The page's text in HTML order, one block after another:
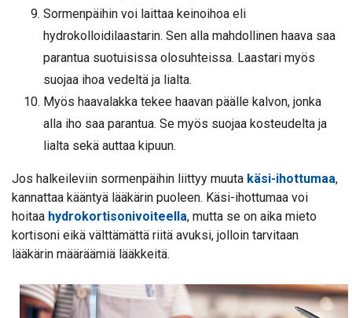
Sormenpäihin voi laittaa keinoihoa eli
hydrokolloidilaastarin. Sen alla mahdollinen haava saa
parantua suotuisissa olosuhteissa. Laastari myös
suojaa ihoa vedeltä ja lialta.
Myös haavalakka tekee haavan päälle kalvon, jonka
alla iho saa parantua. Se myös suojaa kosteudelta ja
lialta sekä auttaa kipuun.
Jos halkeileviin sormenpäihin liittyy muuta käsi-ihottumaa,
kannattaa kääntyä lääkärin puoleen. Käsi-ihottumaa voi
hoitaa hydrokortisonivoiteella, mutta se on aika mieto
kortisoni eikä välttämättä riitä avuksi, jolloin tarvitaan
lääkärin määräämiä lääkkeitä.